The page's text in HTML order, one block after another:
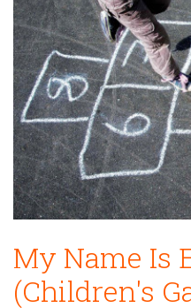
My Name Is
(Children's